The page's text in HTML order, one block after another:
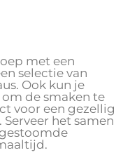
met een
selectie van
Ook kun je
de smaken te
voor een gezellig
het samen